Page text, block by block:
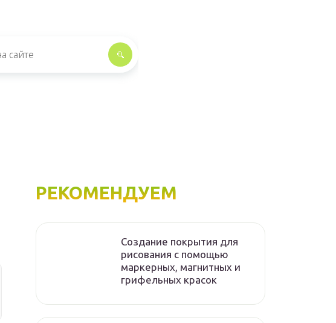
РЕКОМЕНДУЕМ
Создание покрытия для
рисования с помощью
маркерных, магнитных и
грифельных красок